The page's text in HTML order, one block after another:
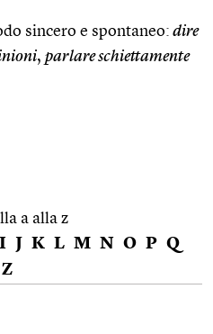
sincero e spontaneo: dire
, parlare schiettamente
a alla z
I J K L M N O P Q
Z